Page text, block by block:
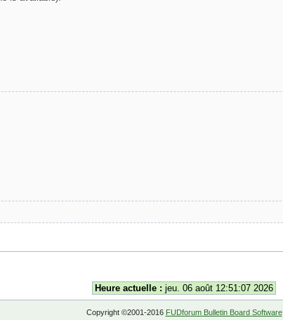
Heure actuelle : jeu. 06 août 12:51:07 2026
Copyright ©2001-2016 FUDforum Bulletin Board Software